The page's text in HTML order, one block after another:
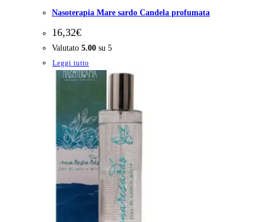
Nasoterapia Mare sardo Candela profumata
16,32€
Valutato 5.00 su 5
Leggi tutto